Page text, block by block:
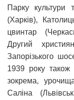
Парку культури
(Харків),
цвинтар
Другий
Запорізького
1939 року також
зокрема,
Саліна